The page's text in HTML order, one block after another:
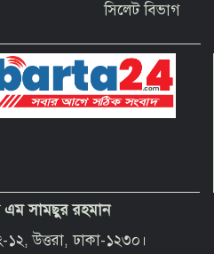
প্রধানমন্ত্রীর ঈদুল আজহার
যেই হোক, তার কোনো ছাড় নয়”—
নবাগত পুলিশ সুপার
সিলেট বিভাগ
সামছুর রহমান
উত্তরা, ঢাকা-১২৩০।